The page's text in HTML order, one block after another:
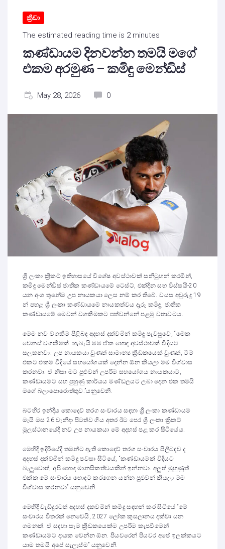
ක්‍රීඩා
The estimated reading time is 2 minutes
කණ්ඩායම දිනවන්න තමයි මගේ
එකම අරමුණ – කමිඳු මෙන්ඩිස්
May 28, 2026 0
ශ්‍රී ලංකා ක්‍රිකට් ඉතිහාසයේ විශේෂ අවස්ථාවක් සනිටුහන් කරමින්,
කමිඳු මෙන්ඩිස් ජාතික කණ්ඩායමේ ටෙස්ට්, එක්දින සහ විස්සයි-20
යන අංශ තුනේම උප නායකයා ලෙස නම් කර තිබේ. වයස අවුරුදු 19
න් පහළ ශ්‍රී ලංකා කණ්ඩායමේ නායකත්වය දැරූ කමිඳු, ජාතික
කණ්ඩායමේ මෙවන් වගකීමකට පත්වන්නේ පළමු වතාවටය.
මෙම නව වගකීම පිළිබඳ අදහස් දක්වමින් කමිඳු පැවසුවේ, “මේක
වෙනස් වගකීමක්. හැබැයි මම ඒක හොඳ අවස්ථාවක් විදියට
සලකනවා. උප නායකයා වුණත් සාමාන්‍ය ක්‍රීඩකයෙක් වුණත්, ටීම්
එකට එකම විදියේ සහයෝගයක් දෙන්න ඕන කියලා මම විශ්වාස
කරනවා. ඒ නිසා මට පුළුවන් උපරිම සහයෝගය නායකයාට,
කණ්ඩායමට සහ පුහුණු කාර්යය මණ්ඩලයට ලබා දෙන එක තමයි
මගේ බලාපොරොත්තුව.”යනුවෙනි.
බටහිර ඉන්දීය කොදෙව් තරග සංචාරය සඳහා ශ්‍රී ලංකා කණ්ඩායම
මැයි මස 26 වැනිදා පිටත්ව ගිය අතර ඊට පෙර ශ්‍රී ලංකා ක්‍රිකට්
මූලස්ථානයේදී නව උප නායකයා මේ අදහස් පළ කර සිටියේය.
මෙහිදී ඉදිරියේදී තමන්ට ඇති කොදෙව් තරග සංචාරය පිලිබඳව ද
අදහස් දක්වමින් කමිඳු පවසා සිටියේ, “කණ්ඩායමක් විදියට
බැලුවොත්, අපි හොඳ මානසිකත්වයකින් ඉන්නවා. අලුත් මුහුණුත්
එක්ක මේ සංචාරය හොඳට කරගෙන යන්න පුළුවන් කියලා මම
විශ්වාස කරනවා” යනුවෙනි.
මෙහිදී වැඩිදුරටත් අදහස් දකවමින් කමිදු සඳහන් කර සිටියේ “මේ
සංචාරය විතරක් නෙවෙයි, 2027 ලෝක කුසලානය දක්වා යන
ගමනක්. ඒ සඳහා සෑම ක්‍රීඩකයෙක්ම උපරිම කැපවීමෙන්
කණ්ඩායමට දායක වෙන්න ඕන. පියවරෙන් පියවර අපේ ඉලක්කයට
යාම තමයි අපේ සැලැස්ම” යනුවෙනි.